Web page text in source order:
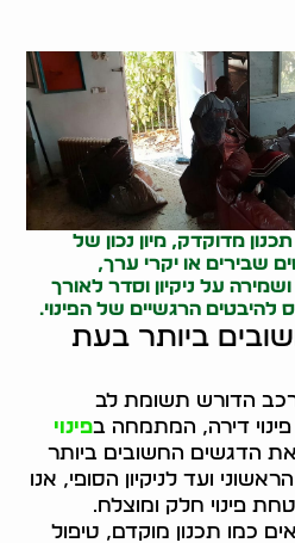
מדוקדק, מיון נכון של
שבירים או יקרי ערך,
על ניקיון וסדר לאורך
להיבטים הרגשיים של הפינוי.
ביותר בעת
הדורש תשומת לב
דירה, המתמחה בפינוי
הדגשים החשובים ביותר
ועד לניקיון הסופי, אנו
פינוי חלק ומוצלח.
כמו תכנון מוקדם, טיפול